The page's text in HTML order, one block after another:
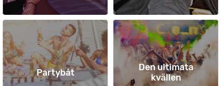
Partybåt
Den ultimata
kvällen